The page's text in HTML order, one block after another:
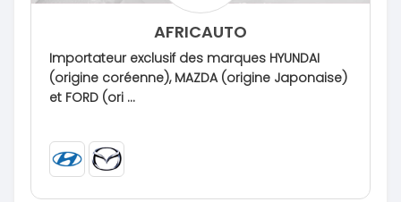
AFRICAUTO
Importateur exclusif des marques HYUNDAI
(origine coréenne), MAZDA (origine Japonaise)
et FORD (ori ...